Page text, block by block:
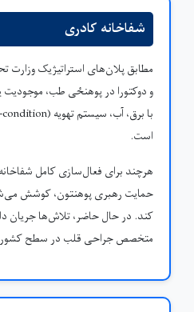
شفاخانه کادری
مطابق پلان‌های استراتیژیک وزارت
و دوکتورا در پوهنځی طب،
است.
هرچند برای فعال‌سازی کامل
حمایت رهبری پوهنتون، کوشش
کند. در حال حاضر، تلاش‌ها جریان
متخصص جراحی قلب در سطح